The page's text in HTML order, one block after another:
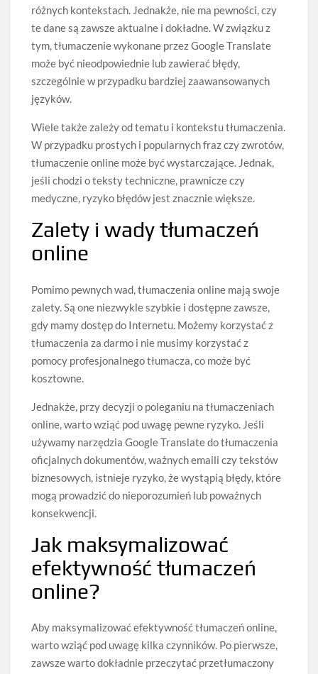
różnych kontekstach. Jednakże, nie ma pewności, czy
te dane są zawsze aktualne i dokładne. W związku z
tym, tłumaczenie wykonane przez Google Translate
może być nieodpowiednie lub zawierać błędy,
szczególnie w przypadku bardziej zaawansowanych
języków.
Wiele także zależy od tematu i kontekstu tłumaczenia.
W przypadku prostych i popularnych fraz czy zwrotów,
tłumaczenie online może być wystarczające. Jednak,
jeśli chodzi o teksty techniczne, prawnicze czy
medyczne, ryzyko błędów jest znacznie większe.
Zalety i wady tłumaczeń
online
Pomimo pewnych wad, tłumaczenia online mają swoje
zalety. Są one niezwykle szybkie i dostępne zawsze,
gdy mamy dostęp do Internetu. Możemy korzystać z
tłumaczenia za darmo i nie musimy korzystać z
pomocy profesjonalnego tłumacza, co może być
kosztowne.
Jednakże, przy decyzji o poleganiu na tłumaczeniach
online, warto wziąć pod uwagę pewne ryzyko. Jeśli
używamy narzędzia Google Translate do tłumaczenia
oficjalnych dokumentów, ważnych emaili czy tekstów
biznesowych, istnieje ryzyko, że wystąpią błędy, które
mogą prowadzić do nieporozumień lub poważnych
konsekwencji.
Jak maksymalizować
efektywność tłumaczeń
online?
Aby maksymalizować efektywność tłumaczeń online,
warto wziąć pod uwagę kilka czynników. Po pierwsze,
zawsze warto dokładnie przeczytać przetłumaczony